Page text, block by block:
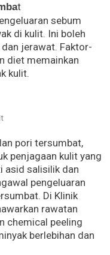
t
sebum
di kulit. Ini boleh
jerawat. Faktor-
diet memainkan
kulit.
pori tersumbat,
penjagaan kulit yang
asid salisilik dan
pengeluaran
Di Klinik
rawatan
chemical peeling
berlebihan dan